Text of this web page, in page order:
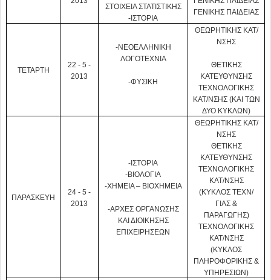
ΣΤΟΙΧΕΙΑ ΣΤΑΤΙΣΤΙΚΗΣ
-ΙΣΤΟΡΙΑ
ΓΕΝΙΚΗΣ ΠΑΙΔΕΙΑΣ
ΤΕΤΑΡΤΗ
22 - 5 -
2013
-ΝΕΟΕΛΛΗΝΙΚΗ
ΛΟΓΟΤΕΧΝΙΑ
-ΦΥΣΙΚΗ
ΘΕΩΡΗΤΙΚΗΣ ΚΑΤ/
ΝΣΗΣ
ΘΕΤΙΚΗΣ
ΚΑΤΕΥΘΥΝΣΗΣ
ΤΕΧΝΟΛΟΓΙΚΗΣ
ΚΑΤ/ΝΣΗΣ (ΚΑΙ ΤΩΝ
ΔΥΟ ΚΥΚΛΩΝ)
ΠΑΡΑΣΚΕΥΗ
24 - 5 -
2013
-ΙΣΤΟΡΙΑ
-ΒΙΟΛΟΓΙΑ
-ΧΗΜΕΙΑ – ΒΙΟΧΗΜΕΙΑ
-ΑΡΧΕΣ ΟΡΓΑΝΩΣΗΣ
ΚΑΙ ΔΙΟΙΚΗΣΗΣ
ΕΠΙΧΕΙΡΗΣΕΩΝ
ΘΕΩΡΗΤΙΚΗΣ ΚΑΤ/
ΝΣΗΣ
ΘΕΤΙΚΗΣ
ΚΑΤΕΥΘΥΝΣΗΣ
ΤΕΧΝΟΛΟΓΙΚΗΣ
ΚΑΤ/ΝΣΗΣ
(ΚΥΚΛΟΣ ΤΕΧΝ/
ΓΙΑΣ &
ΠΑΡΑΓΩΓΗΣ)
ΤΕΧΝΟΛΟΓΙΚΗΣ
ΚΑΤ/ΝΣΗΣ
(ΚΥΚΛΟΣ
ΠΛΗΡΟΦΟΡΙΚΗΣ &
ΥΠΗΡΕΣΙΩΝ)